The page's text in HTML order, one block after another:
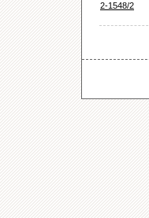
2-1548/2